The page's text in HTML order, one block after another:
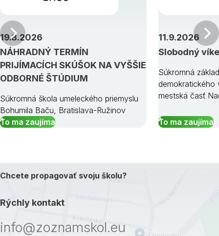
NÁHRADNÝ TERMÍN
PRIJÍMACÍCH SKÚŠOK NA VYŠŠIE
ODBORNÉ ŠTÚDIUM
19.8.2026
Súkromná škola umeleckého priemyslu
Bohumila Baču, Bratislava-Ružinov
To ma zaujíma
Slobodný
11.9.2026
Súkromná
demokratického
mestská časť
To ma zaujíma
Predchádzajúci
Chcete propagovať svoju školu?
Rýchly kontakt
info@zoznamskol.eu